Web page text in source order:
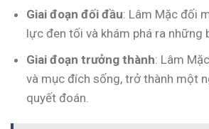
Giai đoạn đối đầu: Lâm Mặc đối
lực đen tối và khám phá ra những
Giai đoạn trưởng thành: Lâm
và mục đích sống, trở thành một
quyết đoán.